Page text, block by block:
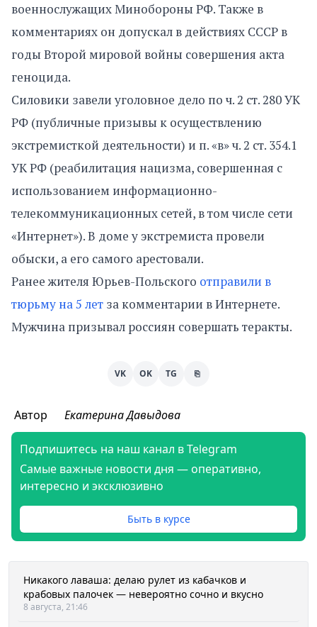
военнослужащих Минобороны РФ. Также в
комментариях он допускал в действиях СССР в
годы Второй мировой войны совершения акта
геноцида.
Силовики завели уголовное дело по ч. 2 ст. 280 УК
РФ (публичные призывы к осуществлению
экстремисткой деятельности) и п. «в» ч. 2 ст. 354.1
УК РФ (реабилитация нацизма, совершенная с
использованием информационно-
телекоммуникационных сетей, в том числе сети
«Интернет»). В доме у экстремиста провели
обыски, а его самого арестовали.
Ранее жителя Юрьев-Польского отправили в
тюрьму на 5 лет за комментарии в Интернете.
Мужчина призывал россиян совершать теракты.
VK OK TG ⎘
Автор Екатерина Давыдова
Подпишитесь на наш канал в Telegram
Самые важные новости дня — оперативно,
интересно и эксклюзивно
Быть в курсе
Никакого лаваша: делаю рулет из кабачков и
крабовых палочек — невероятно сочно и вкусно
8 августа, 21:46